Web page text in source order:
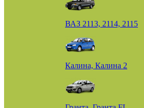
ВАЗ 2113, 2114, 2115
Калина, Калина 2